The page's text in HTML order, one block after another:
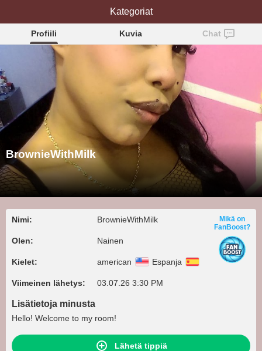
BrownieWithMilk
Profiili Kuvia Chat
BrownieWithMilk
Nimi: BrownieWithMilk
Olen: Nainen
Kielet: american Espanja
Viimeinen lähetys: 03.07.26 3:30 PM
Mikä on
FanBoost?
Lisätietoja minusta
Hello! Welcome to my room!
Lähetä tippiä
Kategoriat